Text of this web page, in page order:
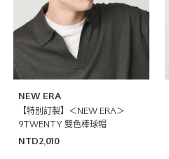
NEW ERA
【特別訂製】＜NEW ERA＞
9TWENTY 雙色棒球帽
NTD2,010